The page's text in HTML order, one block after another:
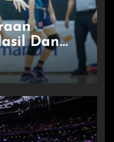
Dan